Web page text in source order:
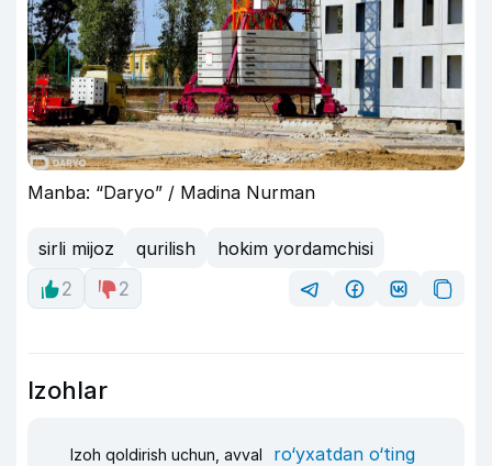
Manba: “Daryo” / Madina Nurman
sirli mijoz qurilish
hokim yordamchisi
2
2
Izohlar
Izoh qoldirish uchun, avval ro‘yxatdan o‘ting